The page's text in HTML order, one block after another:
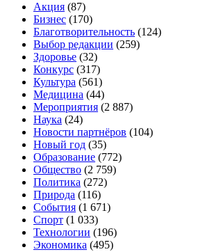
Акция (87)
Бизнес (170)
Благотворительность (124)
Выбор редакции (259)
Здоровье (32)
Конкурс (317)
Культура (561)
Медицина (44)
Мероприятия (2 887)
Наука (24)
Новости партнёров (104)
Новый год (35)
Образование (772)
Общество (2 759)
Политика (272)
Природа (116)
События (1 671)
Спорт (1 033)
Технологии (196)
Экономика (495)